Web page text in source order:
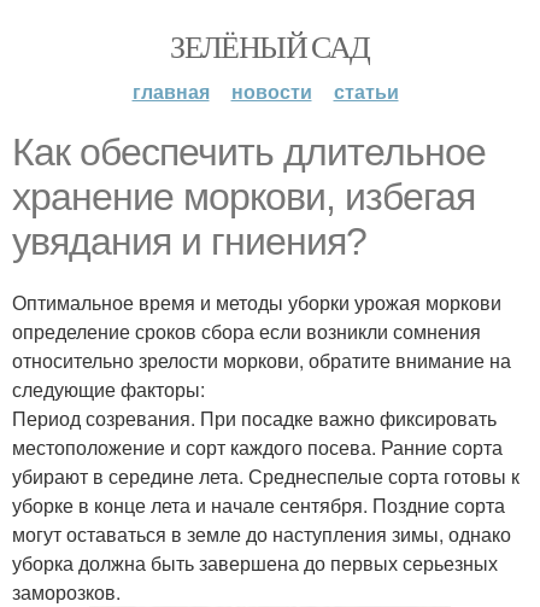
ЗЕЛЁНЫЙ САД
главная новости статьи
Как обеспечить длительное
хранение моркови, избегая
увядания и гниения?
Оптимальное время и методы уборки урожая моркови
определение сроков сбора если возникли сомнения
относительно зрелости моркови, обратите внимание на
следующие факторы:
Период созревания. При посадке важно фиксировать
местоположение и сорт каждого посева. Ранние сорта
убирают в середине лета. Среднеспелые сорта готовы к
уборке в конце лета и начале сентября. Поздние сорта
могут оставаться в земле до наступления зимы, однако
уборка должна быть завершена до первых серьезных
заморозков.